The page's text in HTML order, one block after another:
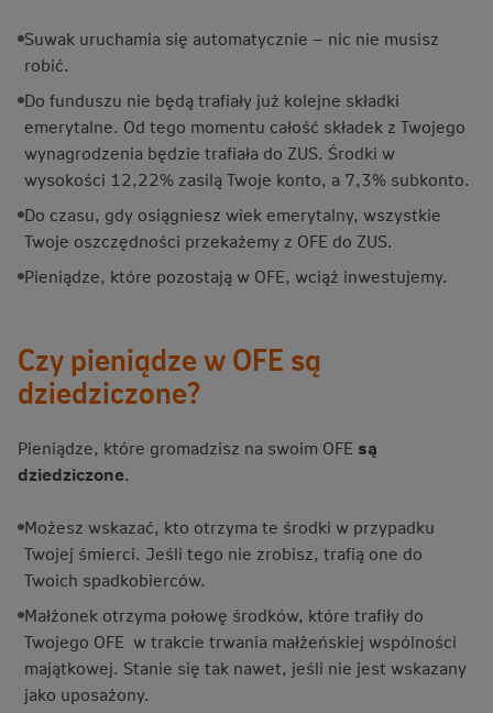
Suwak uruchamia się automatycznie – nic nie musisz
robić.
Do funduszu nie będą trafiały już kolejne składki
emerytalne. Od tego momentu całość składek z Twojego
wynagrodzenia będzie trafiała do ZUS. Środki w
wysokości 12,22% zasilą Twoje konto, a 7,3% subkonto.
Do czasu, gdy osiągniesz wiek emerytalny, wszystkie
Twoje oszczędności przekażemy z OFE do ZUS.
Pieniądze, które pozostają w OFE, wciąż inwestujemy.
Czy pieniądze w OFE są
dziedziczone?
Pieniądze, które gromadzisz na swoim OFE są
dziedziczone.
Możesz wskazać, kto otrzyma te środki w przypadku
Twojej śmierci. Jeśli tego nie zrobisz, trafią one do
Twoich spadkobierców.
Małżonek otrzyma połowę środków, które trafiły do
Twojego OFE w trakcie trwania małżeńskiej wspólności
majątkowej. Stanie się tak nawet, jeśli nie jest wskazany
jako uposażony.